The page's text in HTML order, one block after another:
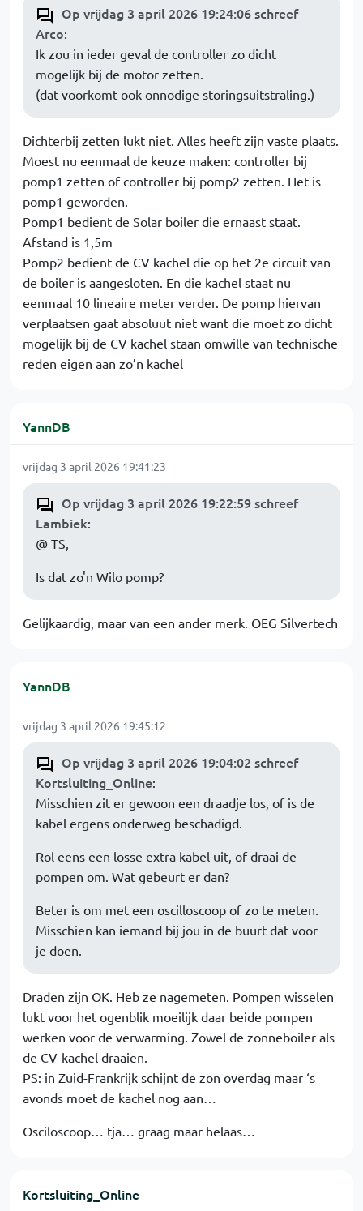
Op vrijdag 3 april 2026 19:24:06 schreef
Arco:
Ik zou in ieder geval de controller zo dicht
mogelijk bij de motor zetten.
(dat voorkomt ook onnodige storingsuitstraling.)
Dichterbij zetten lukt niet. Alles heeft zijn vaste plaats.
Moest nu eenmaal de keuze maken: controller bij
pomp1 zetten of controller bij pomp2 zetten. Het is
pomp1 geworden.
Pomp1 bedient de Solar boiler die ernaast staat.
Afstand is 1,5m
Pomp2 bedient de CV kachel die op het 2e circuit van
de boiler is aangesloten. En die kachel staat nu
eenmaal 10 lineaire meter verder. De pomp hiervan
verplaatsen gaat absoluut niet want die moet zo dicht
mogelijk bij de CV kachel staan omwille van technische
reden eigen aan zo’n kachel
YannDB
vrijdag 3 april 2026 19:41:23
Op vrijdag 3 april 2026 19:22:59 schreef
Lambiek:
@ TS,
Is dat zo'n Wilo pomp?
Gelijkaardig, maar van een ander merk. OEG Silvertech
YannDB
vrijdag 3 april 2026 19:45:12
Op vrijdag 3 april 2026 19:04:02 schreef
Kortsluiting_Online:
Misschien zit er gewoon een draadje los, of is de
kabel ergens onderweg beschadigd.
Rol eens een losse extra kabel uit, of draai de
pompen om. Wat gebeurt er dan?
Beter is om met een oscilloscoop of zo te meten.
Misschien kan iemand bij jou in de buurt dat voor
je doen.
Draden zijn OK. Heb ze nagemeten. Pompen wisselen
lukt voor het ogenblik moeilijk daar beide pompen
werken voor de verwarming. Zowel de zonneboiler als
de CV-kachel draaien.
PS: in Zuid-Frankrijk schijnt de zon overdag maar ‘s
avonds moet de kachel nog aan…
Osciloscoop… tja… graag maar helaas…
Kortsluiting_Online